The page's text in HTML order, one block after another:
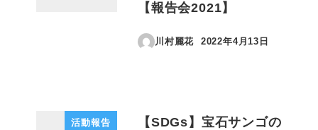
【報告会2021】
川村麗花
投稿日
2022年4月13日
活動報告
【SDGs】宝石サンゴの